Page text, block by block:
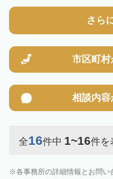
さら
市区町村
相談内容
全16件中 1~16件を
各事務所の詳細情報とお問